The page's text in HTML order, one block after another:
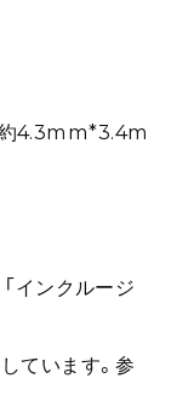
約4.3mm*3.4m
インクルージ
ています。参